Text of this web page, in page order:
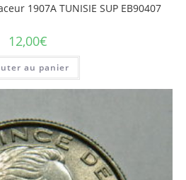
1907A TUNISIE SUP EB90407
12,00€
au panier